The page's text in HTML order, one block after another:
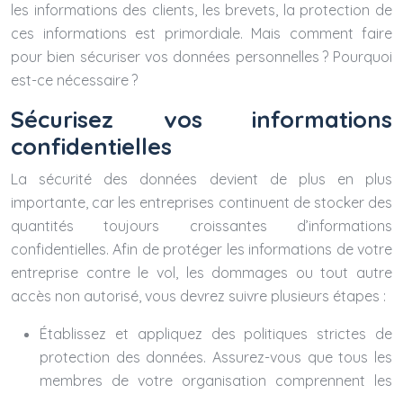
les informations des clients, les brevets, la protection de
ces informations est primordiale. Mais comment faire
pour bien sécuriser vos données personnelles ? Pourquoi
est-ce nécessaire ?
Sécurisez vos informations
confidentielles
La sécurité des données devient de plus en plus
importante, car les entreprises continuent de stocker des
quantités toujours croissantes d’informations
confidentielles. Afin de protéger les informations de votre
entreprise contre le vol, les dommages ou tout autre
accès non autorisé, vous devrez suivre plusieurs étapes :
Établissez et appliquez des politiques strictes de
protection des données. Assurez-vous que tous les
membres de votre organisation comprennent les